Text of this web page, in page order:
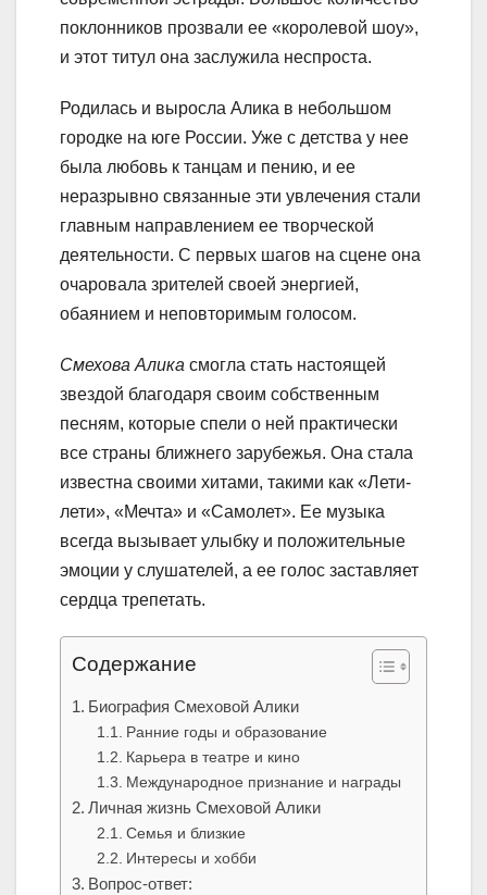
поклонников прозвали ее «королевой шоу»,
и этот титул она заслужила неспроста.
Родилась и выросла Алика в небольшом
городке на юге России. Уже с детства у нее
была любовь к танцам и пению, и ее
неразрывно связанные эти увлечения стали
главным направлением ее творческой
деятельности. С первых шагов на сцене она
очаровала зрителей своей энергией,
обаянием и неповторимым голосом.
Смехова Алика смогла стать настоящей
звездой благодаря своим собственным
песням, которые спели о ней практически
все страны ближнего зарубежья. Она стала
известна своими хитами, такими как «Лети-
лети», «Мечта» и «Самолет». Ее музыка
всегда вызывает улыбку и положительные
эмоции у слушателей, а ее голос заставляет
сердца трепетать.
Содержание
Биография Смеховой Алики
Ранние годы и образование
Карьера в театре и кино
Международное признание и награды
Личная жизнь Смеховой Алики
Семья и близкие
Интересы и хобби
Вопрос-ответ: